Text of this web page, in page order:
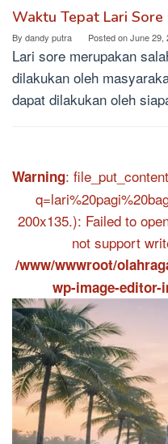
Waktu Tepat Lari
By dandy putra Posted onJune 29,
Lari sore merupakan
dilakukan oleh
dapat dilakukan oleh
Warning:
200x135.): Failed to
not support
/www/wwwroot/
wp-image-editor-